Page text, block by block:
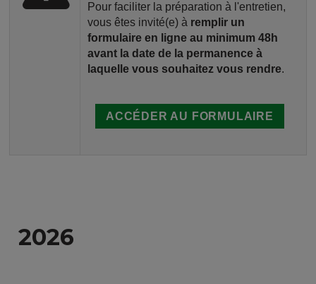
Pour faciliter la préparation à l'entretien,
vous êtes invité(e) à remplir un
formulaire en ligne au minimum 48h
avant la date de la permanence à
laquelle vous souhaitez vous rendre.
ACCÉDER AU FORMULAIRE
2026